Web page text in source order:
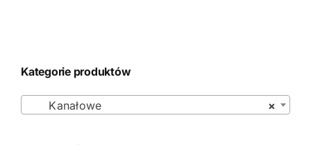
Kategorie produktów
×
Kanałowe